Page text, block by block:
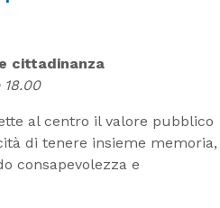
cittadinanza
al centro il valore pubblico
di tenere insieme memoria,
consapevolezza e